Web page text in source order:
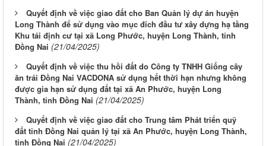
Quyết định về việc giao đất cho Ban Quản lý dự án huyện
Long Thành để sử dụng vào mục đích đầu tư xây dựng hạ tầng
Khu tái định cư tại xã Long Phước, huyện Long Thành, tỉnh
Đồng Nai (21/04/2025)
Quyết định về việc thu hồi đất do Công ty TNHH Giống cây
ăn trái Đồng Nai VACDONA sử dụng hết thời hạn nhưng không
được gia hạn sử dụng đất tại xã An Phước, huyện Long
Thành, tỉnh Đồng Nai (21/04/2025)
Quyết định về việc giao đất cho Trung tâm Phát triển quỹ
đất tỉnh Đồng Nai quản lý tại xã An Phước, huyện Long Thành,
tỉnh Đồng Nai (21/04/2025)